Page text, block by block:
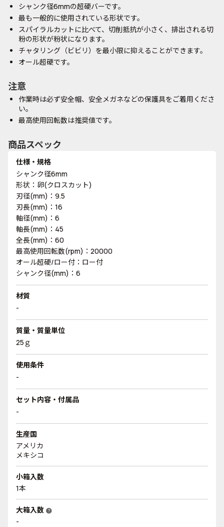
シャンク径6mmの超硬バーです。
最も一般的に使用されている形状です。
スパイラルカットに比べて、切削抵抗が小さく、排出される切
粉の形状が粉状になります。
チャタリング（ビビリ）を最小限に抑えることができます。
オール超硬です。
注意
作業時は必ず安全帽、安全メガネなどの保護具をご着用くださ
い。
最高使用回転数は推奨値です。
商品スペック
仕様・規格
シャンク径6mm
形状：卵(クロスカット)
刃径(mm)：9.5
刃長(mm)：16
軸径(mm)：6
軸長(mm)：45
全長(mm)：60
最高使用回転数(rpm)：20000
オール超硬/ロー付：ロー付
シャンク径(mm)：6
材質
-
質量・質量単位
25ｇ
使用条件
-
セット内容・付属品
-
生産国
アメリカ
メキシコ
小箱入数
1本
大箱入数 help
-